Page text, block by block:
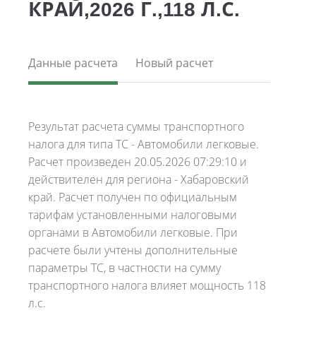
КРАЙ,2026 Г.,118 Л.С.
Данные расчета Новый расчет
Результат расчета суммы транспортного
налога для типа ТС - Автомобили легковые.
Расчет произведен 20.05.2026 07:29:10 и
действителен для региона - Хабаровский
край. Расчет получен по официальным
тарифам установленными налоговыми
органами в Автомобили легковые. При
расчете были учтены дополнительные
параметры ТС, в частности на сумму
транспортного налога влияет мощность 118
л.с.